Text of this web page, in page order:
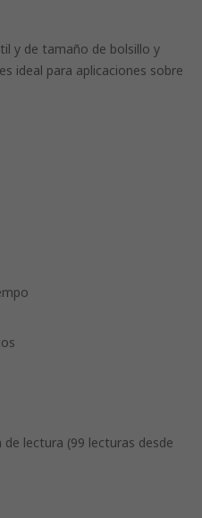
y de tamaño de bolsillo y
ideal para aplicaciones sobre
lectura (99 lecturas desde